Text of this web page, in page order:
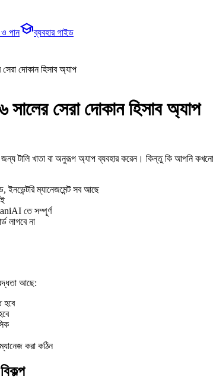
পানschoolব্যবহার গাইড
দোকান হিসাব অ্যাপ
সালের সেরা দোকান হিসাব অ্যাপ
জন্য টালি খাতা বা অনুরূপ অ্যাপ ব্যবহার করেন। কিন্তু কি আপনি
ম্যানেজমেন্ট সব আছে
তে সম্পূর্ণ
লাগবে না
আছে:
হবে
করা কঠিন